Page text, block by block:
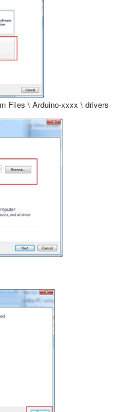
Files \ Arduino-xxxx \ drivers